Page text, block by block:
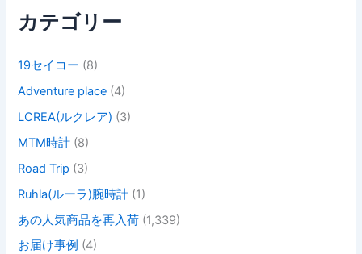
カテゴリー
19セイコー (8)
Adventure place (4)
LCREA(ルクレア) (3)
MTM時計 (8)
Road Trip (3)
Ruhla(ルーラ)腕時計 (1)
あの人気商品を再入荷 (1,339)
お届け事例 (4)